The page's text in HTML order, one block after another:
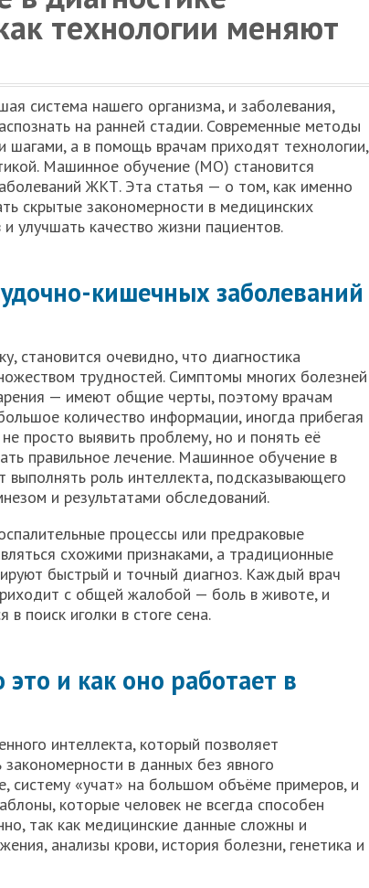
технологии меняют
система нашего организма, и заболевания,
на ранней стадии. Современные методы
шагами, а в помощь врачам приходят технологии,
Машинное обучение (МО) становится
ЖКТ. Эта статья — о том, как именно
скрытые закономерности в медицинских
улучшать качество жизни пациентов.
кишечных заболеваний
становится очевидно, что диагностика
трудностей. Симптомы многих болезней
— имеют общие черты, поэтому врачам
количество информации, иногда прибегая
просто выявить проблему, но и понять её
правильное лечение. Машинное обучение в
роль интеллекта, подсказывающего
и результатами обследований.
процессы или предраковые
схожими признаками, а традиционные
быстрый и точный диагноз. Каждый врач
с общей жалобой — боль в животе, и
поиск иголки в стоге сена.
и как оно работает в
интеллекта, который позволяет
в данных без явного
систему «учат» на большом объёме примеров, и
которые человек не всегда способен
так как медицинские данные сложны и
анализы крови, история болезни, генетика и